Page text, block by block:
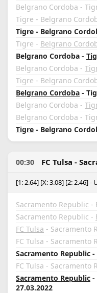
Belgrano Cordoba -
Tigre - Belgrano
Tigre - Belgrano
Tigre - Belgrano
Belgrano Cordoba -
Belgrano Cordoba -
Tigre - Belgrano
Belgrano Cordoba -
Belgrano Cordoba -
Belgrano Cordoba -
Tigre - Belgrano
00:30 FC Tulsa -
[1: 2.64] [X: 3.08] [2: 2.46]
Sacramento Republic -
Sacramento Republic -
FC Tulsa - Sacramento
FC Tulsa - Sacramento
Sacramento Republic -
FC Tulsa - Sacramento
Sacramento Republic -
27.03.2022